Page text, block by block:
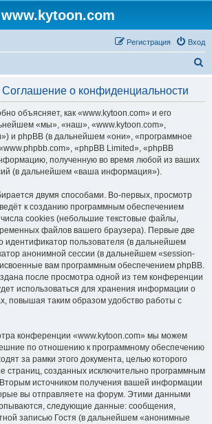
www.kytoon.com
Вход
Регистрация
о конфиденциальности
объясняет, как «www.kytoon.com» и его
«мы», «наш», «www.kytoon.com»,
и phpBB (в дальнейшем «они», «программное
«phpBB Limited», «phpBB
полученную во время любой из ваших
(в дальнейшем «ваша информация»).
двумя способами. Во-первых, просмотр
к созданию программным обеспечением
cookies (небольшие текстовые файлы,
файлов вашего браузера). Первые две
идентификатор пользователя (в дальнейшем
анонимной сессии (в дальнейшем «session-
вам программным обеспечением phpBB.
после просмотра одной из тем конференции
использоваться для хранения информации о
повышая таким образом удобство работы с
конференции «www.kytoon.com» мы можем
по отношению к программному обеспечению
за рамки этого документа, целью которого
страниц, созданных исключительно программным
источником получения вашей информации
вы отправляете на форум. Этими данными
следующие данные: сообщения,
записью Гостя (в дальнейшем «анонимные